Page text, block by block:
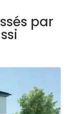
par